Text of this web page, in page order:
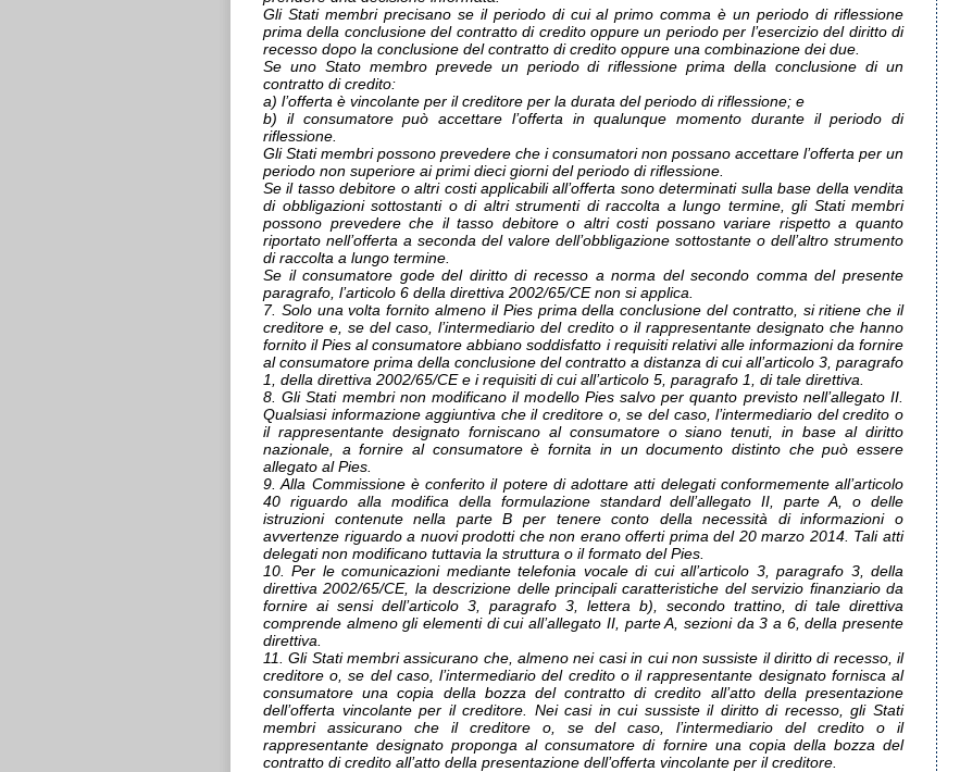
Gli Stati membri precisano se il periodo di cui al primo comma è un periodo di riflessione
prima della conclusione del contratto di credito oppure un periodo per l’esercizio del diritto di
recesso dopo la conclusione del contratto di credito oppure una combinazione dei due.
Se uno Stato membro prevede un periodo di riflessione prima della conclusione di un
contratto di credito:
a) l’offerta è vincolante per il creditore per la durata del periodo di riflessione; e
b) il consumatore può accettare l’offerta in qualunque momento durante il periodo di
riflessione.
Gli Stati membri possono prevedere che i consumatori non possano accettare l’offerta per un
periodo non superiore ai primi dieci giorni del periodo di riflessione.
Se il tasso debitore o altri costi applicabili all’offerta sono determinati sulla base della vendita
di obbligazioni sottostanti o di altri strumenti di raccolta a lungo termine, gli Stati membri
possono prevedere che il tasso debitore o altri costi possano variare rispetto a quanto
riportato nell’offerta a seconda del valore dell’obbligazione sottostante o dell’altro strumento
di raccolta a lungo termine.
Se il consumatore gode del diritto di recesso a norma del secondo comma del presente
paragrafo, l’articolo 6 della direttiva 2002/65/CE non si applica.
7. Solo una volta fornito almeno il Pies prima della conclusione del contratto, si ritiene che il
creditore e, se del caso, l’intermediario del credito o il rappresentante designato che hanno
fornito il Pies al consumatore abbiano soddisfatto i requisiti relativi alle informazioni da fornire
al consumatore prima della conclusione del contratto a distanza di cui all’articolo 3, paragrafo
1, della direttiva 2002/65/CE e i requisiti di cui all’articolo 5, paragrafo 1, di tale direttiva.
8. Gli Stati membri non modificano il modello Pies salvo per quanto previsto nell’allegato II.
Qualsiasi informazione aggiuntiva che il creditore o, se del caso, l’intermediario del credito o
il rappresentante designato forniscano al consumatore o siano tenuti, in base al diritto
nazionale, a fornire al consumatore è fornita in un documento distinto che può essere
allegato al Pies.
9. Alla Commissione è conferito il potere di adottare atti delegati conformemente all’articolo
40 riguardo alla modifica della formulazione standard dell’allegato II, parte A, o delle
istruzioni contenute nella parte B per tenere conto della necessità di informazioni o
avvertenze riguardo a nuovi prodotti che non erano offerti prima del 20 marzo 2014. Tali atti
delegati non modificano tuttavia la struttura o il formato del Pies.
10. Per le comunicazioni mediante telefonia vocale di cui all’articolo 3, paragrafo 3, della
direttiva 2002/65/CE, la descrizione delle principali caratteristiche del servizio finanziario da
fornire ai sensi dell’articolo 3, paragrafo 3, lettera b), secondo trattino, di tale direttiva
comprende almeno gli elementi di cui all’allegato II, parte A, sezioni da 3 a 6, della presente
direttiva.
11. Gli Stati membri assicurano che, almeno nei casi in cui non sussiste il diritto di recesso, il
creditore o, se del caso, l’intermediario del credito o il rappresentante designato fornisca al
consumatore una copia della bozza del contratto di credito all’atto della presentazione
dell’offerta vincolante per il creditore. Nei casi in cui sussiste il diritto di recesso, gli Stati
membri assicurano che il creditore o, se del caso, l’intermediario del credito o il
rappresentante designato proponga al consumatore di fornire una copia della bozza del
contratto di credito all’atto della presentazione dell’offerta vincolante per il creditore.